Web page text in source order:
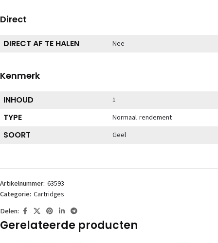
Direct
DIRECT AF TE HALEN Nee
Kenmerk
INHOUD 1
TYPE Normaal rendement
SOORT Geel
Artikelnummer: 63593
Categorie: Cartridges
Delen:
Gerelateerde producten